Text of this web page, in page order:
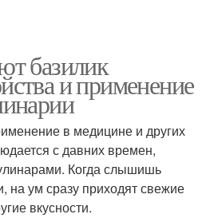
базилик
и применение
в медицине и других
с давних времен,
Когда слышишь
на ум сразу приходят свежие
вкусности.